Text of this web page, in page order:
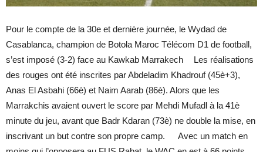
Pour le compte de la 30e et dernière journée, le Wydad de
Casablanca, champion de Botola Maroc Télécom D1 de football,
s’est imposé (3-2) face au Kawkab Marrakech Les réalisations
des rouges ont été inscrites par Abdeladim Khadrouf (45è+3),
Anas El Asbahi (66è) et Naim Aarab (86è). Alors que les
Marrakchis avaient ouvert le score par Mehdi Mufadl à la 41è
minute du jeu, avant que Badr Kdaran (73è) ne double la mise, en
inscrivant un but contre son propre camp. Avec un match en